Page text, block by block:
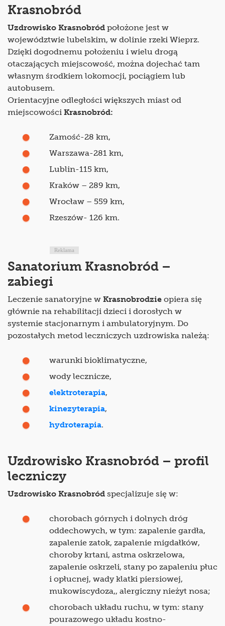
Krasnobród
Uzdrowisko Krasnobród położone jest w
województwie lubelskim, w dolinie rzeki Wieprz.
Dzięki dogodnemu położeniu i wielu drogą
otaczających miejscowość, można dojechać tam
własnym środkiem lokomocji, pociągiem lub
autobusem.
Orientacyjne odległości większych miast od
miejscowości Krasnobród:
Zamość-28 km,
Warszawa-281 km,
Lublin-115 km,
Kraków – 289 km,
Wrocław – 559 km,
Rzeszów- 126 km.
Reklama
Sanatorium Krasnobród –
zabiegi
Leczenie sanatoryjne w Krasnobrodzie opiera się
głównie na rehabilitacji dzieci i dorosłych w
systemie stacjonarnym i ambulatoryjnym. Do
pozostałych metod leczniczych uzdrowiska należą:
warunki bioklimatyczne,
wody lecznicze,
elektroterapia,
kinezyterapia,
hydroterapia.
Uzdrowisko Krasnobród – profil
leczniczy
Uzdrowisko Krasnobród specjalizuje się w:
chorobach górnych i dolnych dróg
oddechowych, w tym: zapalenie gardła,
zapalenie zatok, zapalenie migdałków,
choroby krtani, astma oskrzelowa,
zapalenie oskrzeli, stany po zapaleniu płuc
i opłucnej, wady klatki piersiowej,
mukowiscydoza,, alergiczny nieżyt nosa;
chorobach układu ruchu, w tym: stany
pourazowego układu kostno-